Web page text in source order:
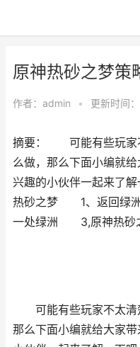
原神热砂之梦策
作者： admin • 更新时间
摘要： 可能有些玩家
么做，那么下面小编就
兴趣的小伙伴一起来了
热砂之梦 1、返回绿
一处绿洲 3,原神热砂
可能有些玩家不太清
那么下面小编就给大家